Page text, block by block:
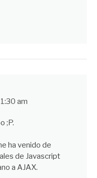
am
;P.
ha venido de
de Javascript
a AJAX.